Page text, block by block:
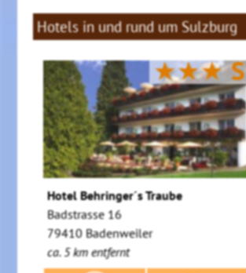
Hotels in und rund um Sulzburg
★★★S
Hotel Behringer´s Traube
Badstrasse 16
79410 Badenweiler
ca. 5 km entfernt